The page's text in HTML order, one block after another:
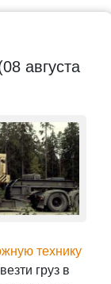
августа
технику
груз в